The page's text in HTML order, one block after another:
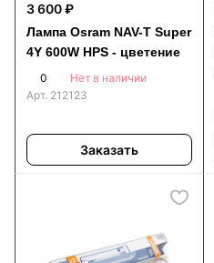
3 600 ₽
Лампа Osram NAV-T Super
4Y 600W HPS - цветение
0
Нет в наличии
Арт. 212123
Заказать